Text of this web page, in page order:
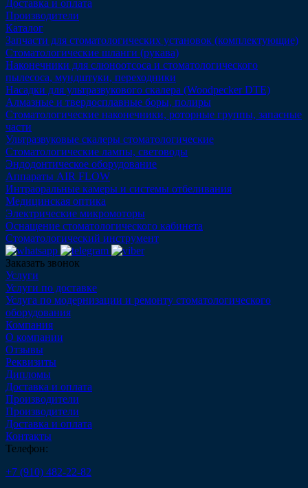
Доставка и оплата
Производители
Каталог
Запчасти для стоматологических установок (комплектующие)
Стоматологические шланги (рукава)
Наконечники для слюноотсоса и стоматологического
пылесоса, мундштуки, переходники
Насадки для ультразвукового скалера (Woodpecker DTE)
Алмазные и твердосплавные боры, полиры
Стоматологические наконечники, роторные группы, запасные
части
Ультразвуковые скалеры стоматологические
Стоматологические лампы, световоды
Эндодонтическое оборудование
Аппараты AIR FLOW
Интраоральные камеры и системы отбеливания
Медицинская оптика
Электрические микромоторы
Оснащение стоматологического кабинета
Стоматологический инструмент
Заказать звонок
Услуги
Услуги по доставке
Услуга по модернизации и ремонту стоматологического
оборудования
Компания
О компании
Отзывы
Реквизиты
Дипломы
Доставка и оплата
Производители
Производители
Доставка и оплата
Контакты
Телефон:
+7 (910) 482-22-82